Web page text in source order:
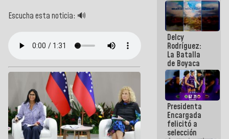
Escucha esta noticia: 🔊
Delcy
Rodríguez:
La Batalla
de Boyaca
representa
un capítulo
decisivo en
la gesta
emancipadora
de nuestra
América
Presidenta
Encargada
felicitó a
selección